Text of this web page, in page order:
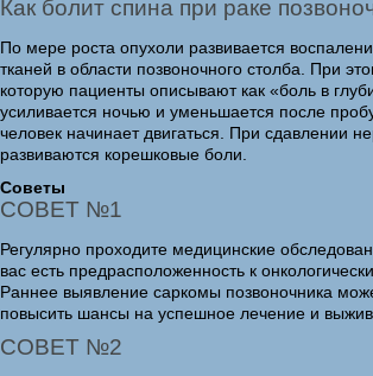
Как болит спина при раке
По мере роста опухоли развивается
тканей в области позвоночного столба. При
которую пациенты описывают как «боль в
усиливается ночью и уменьшается после
человек начинает двигаться. При сдавлении
развиваются корешковые боли.
Советы
СОВЕТ №1
Регулярно проходите медицинские
вас есть предрасположенность к
Раннее выявление саркомы позвоночника
повысить шансы на успешное лечение и
СОВЕТ №2